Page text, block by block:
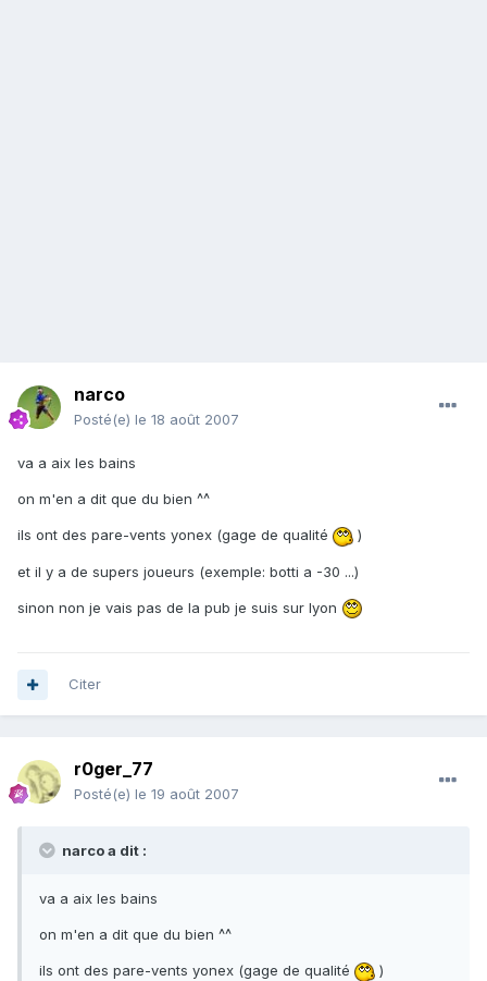
narco
Posté(e) le 18 août 2007
va a aix les bains
on m'en a dit que du bien ^^
ils ont des pare-vents yonex (gage de qualité )
et il y a de supers joueurs (exemple: botti a -30 ...)
sinon non je vais pas de la pub je suis sur lyon
Citer
r0ger_77
Posté(e) le 19 août 2007
narco a dit :
va a aix les bains
on m'en a dit que du bien ^^
ils ont des pare-vents yonex (gage de qualité )